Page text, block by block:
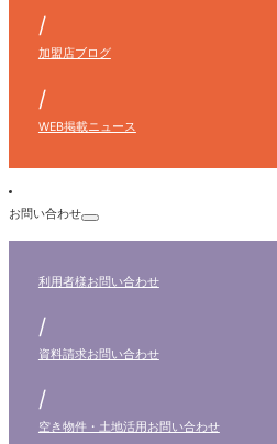
/
加盟店ブログ
/
WEB掲載ニュース
お問い合わせ
利用者様お問い合わせ
/
資料請求お問い合わせ
/
空き物件・土地活用お問い合わせ